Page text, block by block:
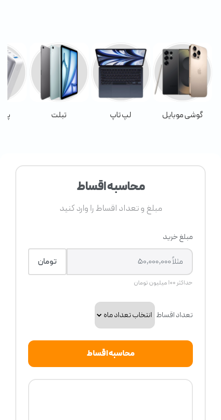
گوشی موبایل لپ تاپ تبلت
محاسبه اقساط
مبلغ و تعداد اقساط را وارد کنید
مبلغ خرید
تومان
حداکثر ۱۰۰ میلیون تومان
تعداد اقساط
محاسبه اقساط